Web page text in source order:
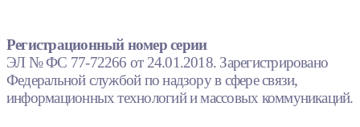
Регистрационный номер серии
ЭЛ № ФС 77-72266 от 24.01.2018. Зарегистрировано
Федеральной службой по надзору в сфере связи,
информационных технологий и массовых коммуникаций.